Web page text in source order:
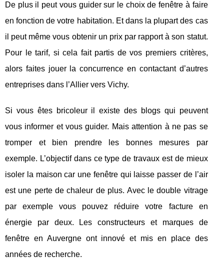
De plus il peut vous guider sur le choix de fenêtre à faire
en fonction de votre habitation. Et dans la plupart des cas
il peut même vous obtenir un prix par rapport à son statut.
Pour le tarif, si cela fait partis de vos premiers critères,
alors faites jouer la concurrence en contactant d’autres
entreprises dans l’Allier vers Vichy.
Si vous êtes bricoleur il existe des blogs qui peuvent
vous informer et vous guider. Mais attention à ne pas se
tromper et bien prendre les bonnes mesures par
exemple. L’objectif dans ce type de travaux est de mieux
isoler la maison car une fenêtre qui laisse passer de l’air
est une perte de chaleur de plus. Avec le double vitrage
par exemple vous pouvez réduire votre facture en
énergie par deux. Les constructeurs et marques de
fenêtre en Auvergne ont innové et mis en place des
années de recherche.